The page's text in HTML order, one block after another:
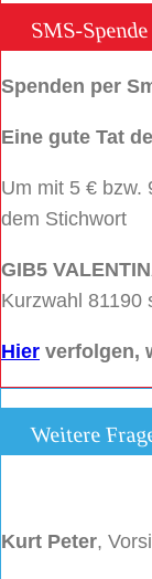
SMS-Spende
Spenden per
Eine gute Tat
Um mit 5 € bzw.
dem Stichwort
GIB5
Kurzwahl 81190
Hier verfolgen,
Weitere
Kurt Peter,